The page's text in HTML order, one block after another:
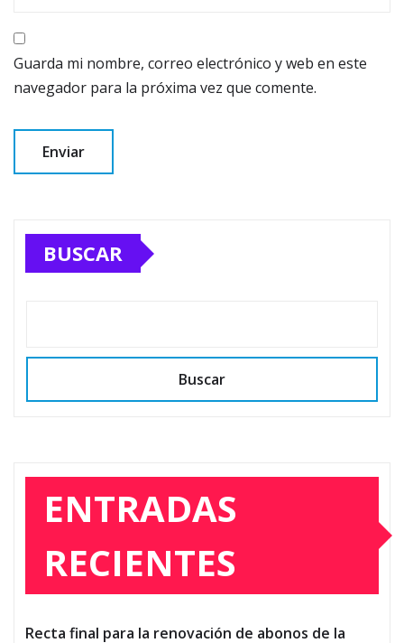
Guarda mi nombre, correo electrónico y web en este
navegador para la próxima vez que comente.
BUSCAR
Buscar
ENTRADAS
RECIENTES
Recta final para la renovación de abonos de la